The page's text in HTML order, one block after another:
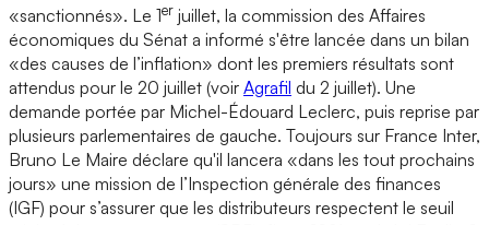
«sanctionnés». Le 1er juillet, la commission des Affaires
économiques du Sénat a informé s'être lancée dans un bilan
«des causes de l’inflation» dont les premiers résultats sont
attendus pour le 20 juillet (voir Agrafil du 2 juillet). Une
demande portée par Michel-Édouard Leclerc, puis reprise par
plusieurs parlementaires de gauche. Toujours sur France Inter,
Bruno Le Maire déclare qu'il lancera «dans les tout prochains
jours» une mission de l’Inspection générale des finances
(IGF) pour s’assurer que les distributeurs respectent le seuil